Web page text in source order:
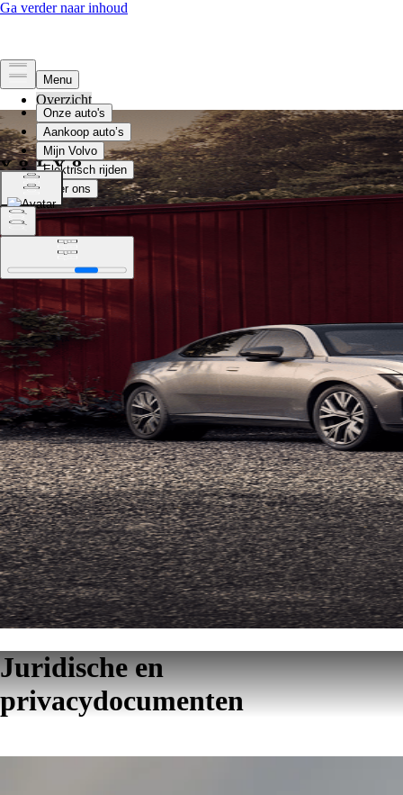
Overzicht
Juridisch
Privacy
Taal selecterenLocatie wijzigen
Taal selecterenLocatie wijzigen
Juridische en
privacydocumenten